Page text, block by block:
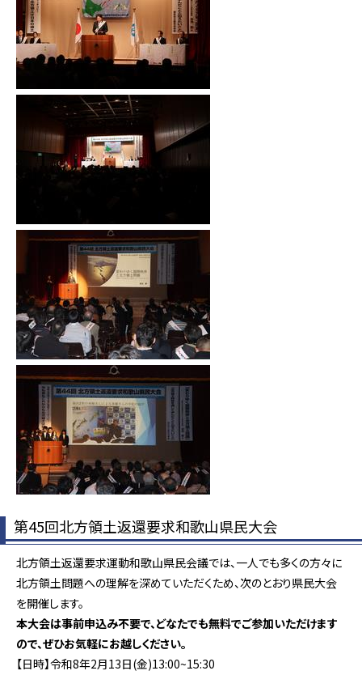
第45回北方領土返還要求和歌山県民大会
北方領土返還要求運動和歌山県民会議では、一人でも多くの方々に
北方領土問題への理解を深めていただくため、次のとおり県民大会
を開催します。
本大会は事前申込み不要で、どなたでも無料でご参加いただけます
ので、ぜひお気軽にお越しください。
【日時】令和8年2月13日(金)13:00~15:30